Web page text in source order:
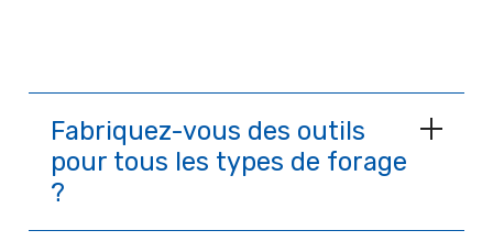
Fabriquez-vous des outils
pour tous les types de forage
?